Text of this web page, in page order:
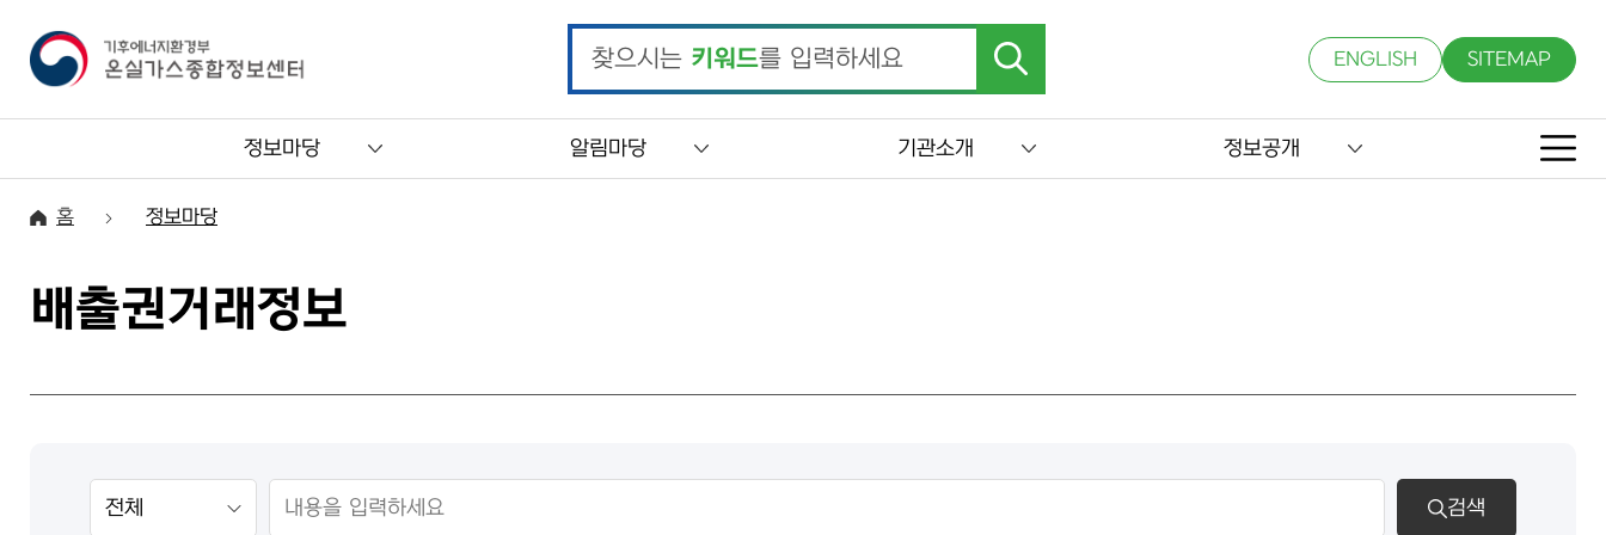
찾으시는 키워드를 입력하세요 ENGLISH SITEMAP
정보마당 알림마당 기관소개 정보공개
홈 정보마당
배출권거래정보
검색